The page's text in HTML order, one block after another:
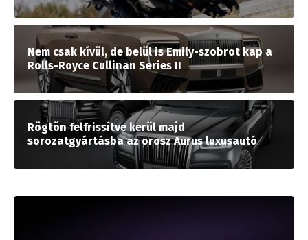
Nem csak kívül, de belül is Emily-szobrot kap a
Rolls-Royce Cullinan Series II
Rögtön felfrissítve kerül majd
sorozatgyártásba az orosz Aurus luxusautó